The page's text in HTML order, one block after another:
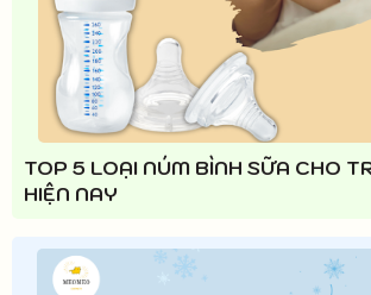
TOP 5 LOẠI NÚM BÌNH SỮA CHO
HIỆN NAY